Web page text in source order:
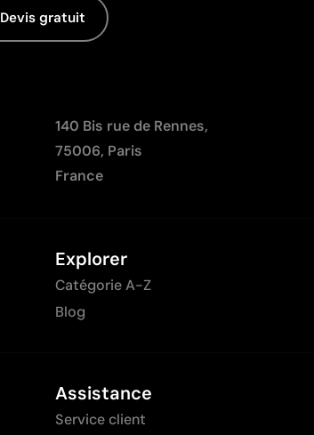
Devis gratuit
140 Bis rue de Rennes,
75006, Paris
France
Explorer
Catégorie A-Z
Blog
Assistance
Service client